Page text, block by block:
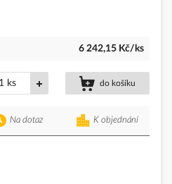
6 242,15 Kč/ks
ks do košíku
K objednání
Na dotaz